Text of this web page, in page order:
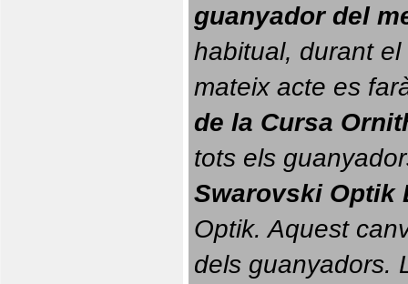
guanyador del
habitual, durant el
mateix acte es
de la Cursa
tots els
Swarovski Optik
Optik. Aquest
dels guanyadors.